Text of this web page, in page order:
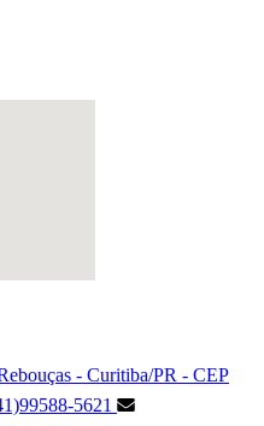
- Curitiba/PR - CEP
5621